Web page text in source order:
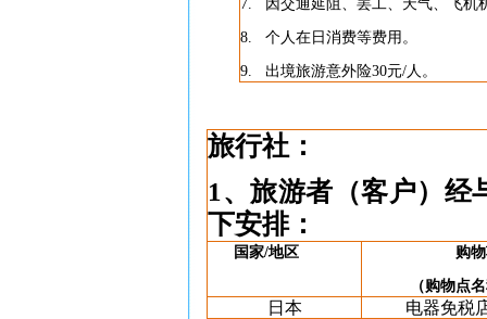
7. 因交通延阻、罢工、天气、飞
8. 个人在日消费等费用。
9. 出境旅游意外险30元/人。
旅行社：
1、旅游者（客户）经
下安排：
国家/地区 购
（购物点
日本
电器免税